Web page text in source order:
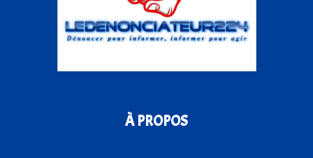
À PROPOS